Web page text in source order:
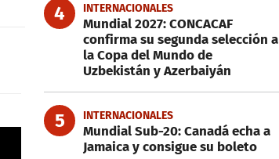
4 INTERNACIONALES
Mundial 2027: CONCACAF
confirma su segunda selección a
la Copa del Mundo de
Uzbekistán y Azerbaiyán
5 INTERNACIONALES
Mundial Sub-20: Canadá echa a
Jamaica y consigue su boleto